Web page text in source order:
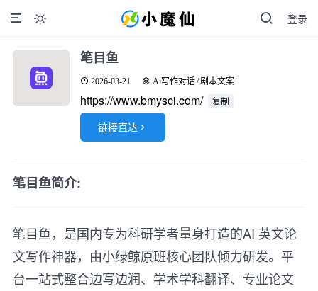
登录

笔目鱼
2026-03-21 Ai写作对话/剧本文案
https://www.bmysci.com/ 复制
链接直达 
笔目鱼简介:
笔目鱼，是国内专为科研学者量身打造的AI 英文论
文写作神器，由小绿鲸原班核心团队倾力研发。平
台一站式整合边写边润、学术学科翻译、专业论文